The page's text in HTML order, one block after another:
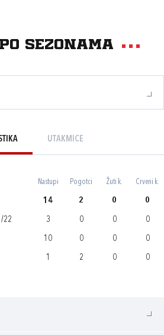
sezonama
UTAKMICE
Nastupi Pogotci Žuti k. Crveni k.
14 2 0 0
22 3 0 0 0
10 0 0 0
1 2 0 0